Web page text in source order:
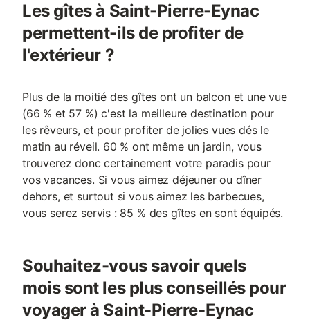
Les gîtes à Saint-Pierre-Eynac
permettent-ils de profiter de
l'extérieur ?
Plus de la moitié des gîtes ont un balcon et une vue
(66 % et 57 %) c'est la meilleure destination pour
les rêveurs, et pour profiter de jolies vues dés le
matin au réveil. 60 % ont même un jardin, vous
trouverez donc certainement votre paradis pour
vos vacances. Si vous aimez déjeuner ou dîner
dehors, et surtout si vous aimez les barbecues,
vous serez servis : 85 % des gîtes en sont équipés.
Souhaitez-vous savoir quels
mois sont les plus conseillés pour
voyager à Saint-Pierre-Eynac